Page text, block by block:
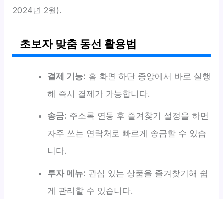
2024년 2월).
초보자 맞춤 동선 활용법
결제 기능: 홈 화면 하단 중앙에서 바로 실행
해 즉시 결제가 가능합니다.
송금: 주소록 연동 후 즐겨찾기 설정을 하면
자주 쓰는 연락처로 빠르게 송금할 수 있습
니다.
투자 메뉴: 관심 있는 상품을 즐겨찾기해 쉽
게 관리할 수 있습니다.